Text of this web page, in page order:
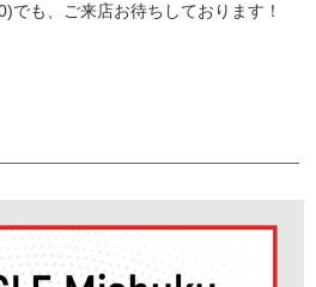
でも、ご来店お待ちしております！